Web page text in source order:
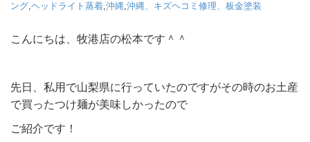
ング,ヘッドライト蒸着,沖縄,沖縄、キズヘコミ修理、板金塗装
こんにちは、牧港店の松本です＾＾
先日、私用で山梨県に行っていたのですがその時のお土産
で買ったつけ麺が美味しかったので
ご紹介です！